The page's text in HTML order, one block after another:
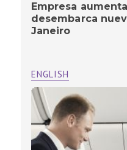
Empresa
desembarca
Janeiro
ENGLISH